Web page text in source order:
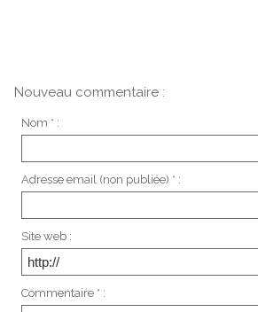
Nouveau commentaire :
Nom * :
Adresse email (non publiée) * :
Site web :
Commentaire * :